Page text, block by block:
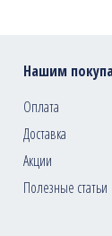
Нашим
Оплата
Доставка
Акции
Полезные статьи